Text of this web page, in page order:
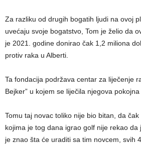
Za razliku od drugih bogatih ljudi na ovoj
uvećaju svoje bogatstvo, Tom je želio da
je 2021. godine donirao čak 1,2 miliona
protiv raka u Alberti.
Ta fondacija podržava centar za liječenje
Bejker” u kojem se liječila njegova
Tomu taj novac toliko nije bio bitan, da
kojima je tog dana igrao golf nije rekao da
je znao šta će uraditi sa tim novcem, svih